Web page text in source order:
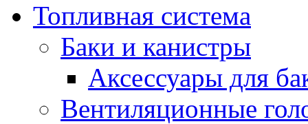
Топливная система
Баки и канистры
Аксессуары для
Вентиляционные